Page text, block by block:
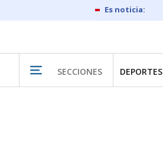
SECCIONES DEPORTES